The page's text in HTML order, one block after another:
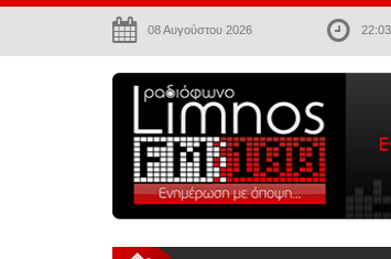
08 Αυγούστου 2026 22:03